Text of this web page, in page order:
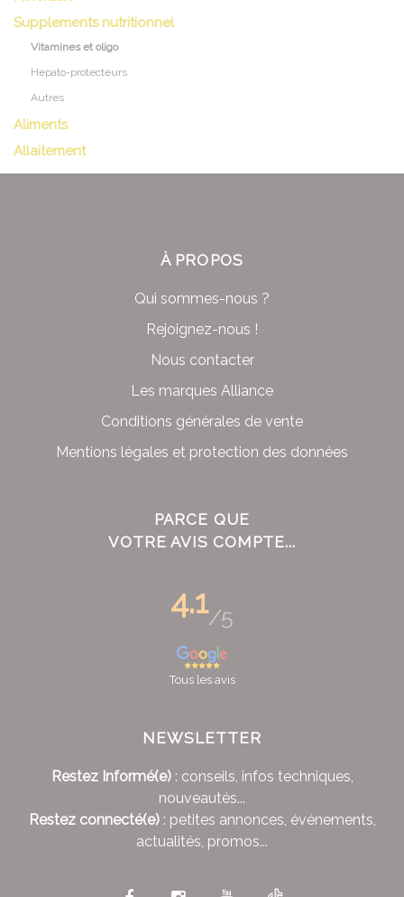
Supplements nutritionnel
Vitamines et oligo
Hepato-protecteurs
Autres
Aliments
Allaitement
À PROPOS
Qui sommes-nous ?
Rejoignez-nous !
Nous contacter
Les marques Alliance
Conditions générales de vente
Mentions légales et protection des données
PARCE QUE
VOTRE AVIS COMPTE...
4.1/5
Tous les avis
NEWSLETTER
Restez Informé(e): conseils, infos techniques,
nouveautés...
Restez connecté(e): petites annonces, événements,
actualités, promos...